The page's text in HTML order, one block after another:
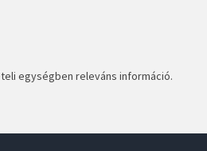
egységben releváns információ.